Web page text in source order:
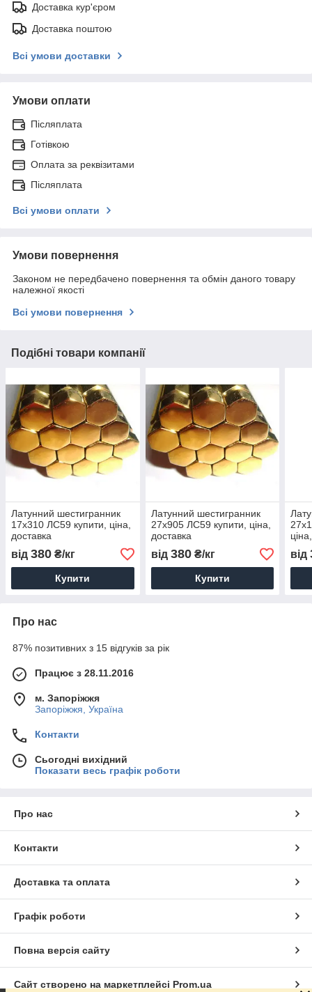
Доставка кур'єром
Доставка поштою
Всі умови доставки
Умови оплати
Післяплата
Готівкою
Оплата за реквізитами
Післяплата
Всі умови оплати
Умови повернення
Законом не передбачено повернення та обмін даного товару
належної якості
Всі умови повернення
Подібні товари компанії
Латунний шестигранник
17х310 ЛС59 купити, ціна,
доставка
від 380 ₴/кг
Купити
Латунний шестигранник
27х905 ЛС59 купити, ціна,
доставка
від 380₴/кг
Купити
від
Про нас
87% позитивних з 15 відгуків за рік
Працює з 28.11.2016
м. Запоріжжя
Запоріжжя, Україна
Контакти
Сьогодні вихідний
Показати весь графік роботи
Про нас
Контакти
Доставка та оплата
Графік роботи
Повна версія сайту
Сайт створено на маркетплейсі Prom.ua